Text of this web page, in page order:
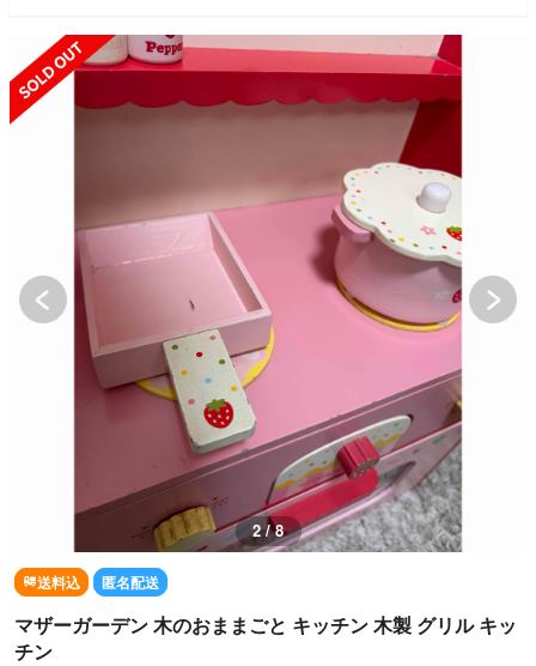
SOLD OUT
2 / 8
送料込 匿名配送
マザーガーデン 木のおままごと キッチン 木製 グリル キッ
チン